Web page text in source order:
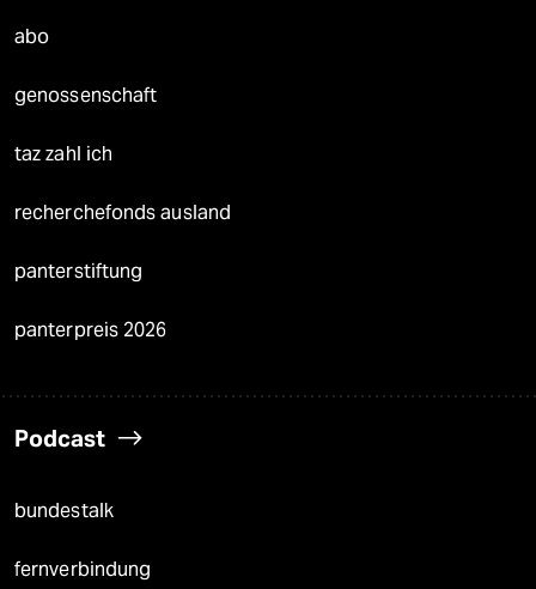
abo
genossenschaft
taz zahl ich
recherchefonds ausland
panterstiftung
panterpreis 2026
Podcast
bundestalk
fernverbindung